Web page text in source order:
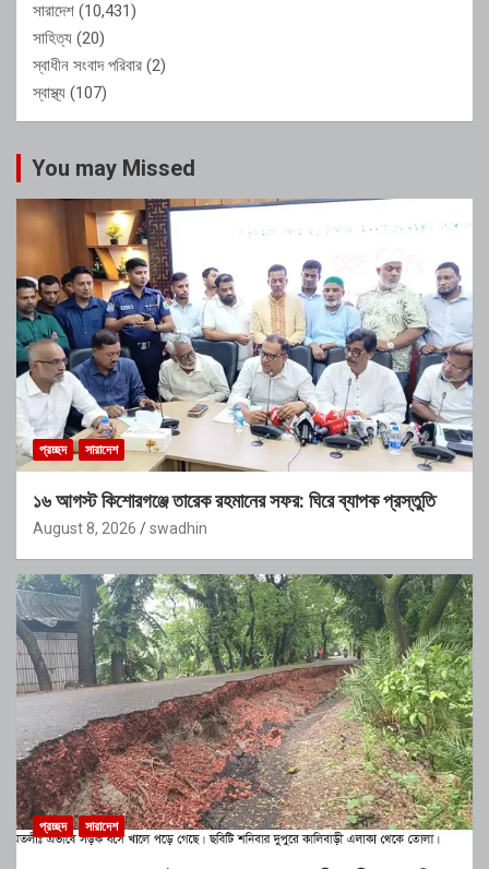
সারাদেশ (10,431)
সাহিত্য (20)
স্বাধীন সংবাদ পরিবার (2)
স্বাস্থ্য (107)
You may Missed
প্রচ্ছদ সারাদেশ
১৬ আগস্ট কিশোরগঞ্জে তারেক রহমানের সফর: ঘিরে ব্যাপক প্রস্তুতি
August 8, 2026 swadhin
প্রচ্ছদ সারাদেশ